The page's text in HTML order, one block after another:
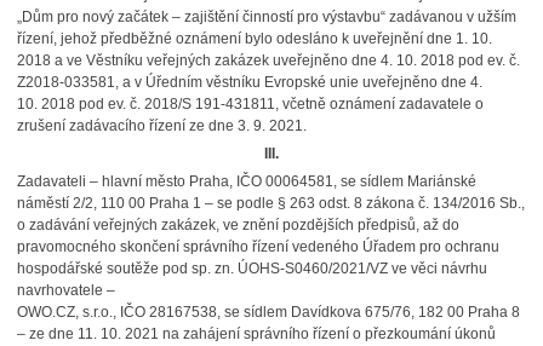
„Dům pro nový začátek – zajištění činností pro výstavbu“ zadávanou v užším
řízení, jehož předběžné oznámení bylo odesláno k uveřejnění dne 1. 10.
2018 a ve Věstníku veřejných zakázek uveřejněno dne 4. 10. 2018 pod ev. č.
Z2018-033581, a v Úředním věstníku Evropské unie uveřejněno dne 4.
10. 2018 pod ev. č. 2018/S 191-431811, včetně oznámení zadavatele o
zrušení zadávacího řízení ze dne 3. 9. 2021.
III.
Zadavateli – hlavní město Praha, IČO 00064581, se sídlem Mariánské
náměstí 2/2, 110 00 Praha 1 – se podle § 263 odst. 8 zákona č. 134/2016 Sb.,
o zadávání veřejných zakázek, ve znění pozdějších předpisů, až do
pravomocného skončení správního řízení vedeného Úřadem pro ochranu
hospodářské soutěže pod sp. zn. ÚOHS-S0460/2021/VZ ve věci návrhu
navrhovatele –
OWO.CZ, s.r.o., IČO 28167538, se sídlem Davídkova 675/76, 182 00 Praha 8
– ze dne 11. 10. 2021 na zahájení správního řízení o přezkoumání úkonů